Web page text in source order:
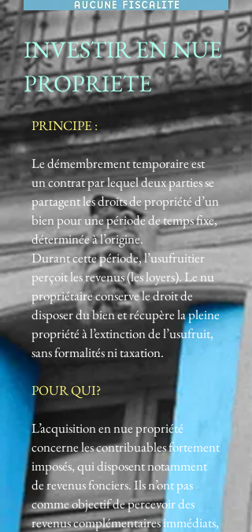
INVESTIR EN NUE
PROPRIETE
PRINCIPE :
Le démembrement temporaire est
un contrat par lequel deux parties se
partagent les droits de propriété d’un
bien pour une période de temps fixe,
déterminée à l’origine.
Durant cette période, l’usufruitier
perçoit les revenus (les loyers). Le nu
propriétaire conserve le droit de
disposer du bien et récupère la pleine
propriété à l’extinction de l’usufruit,
sans formalités ni taxation.
POUR QUI?
L’acquisition en nue propriété
concerne les contribuables fortement
imposés, qui disposent notamment
de revenus fonciers. Ils n’ont pas
comme objectif de percevoir des
revenus complémentaires immédiats,